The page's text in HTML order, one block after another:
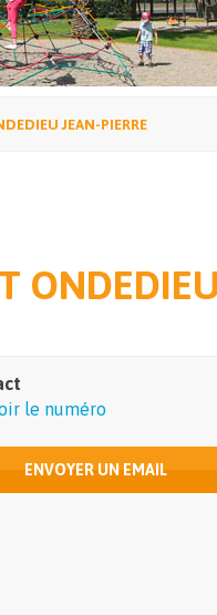
JEAN-PIERRE
le numéro
ENVOYER UN EMAIL